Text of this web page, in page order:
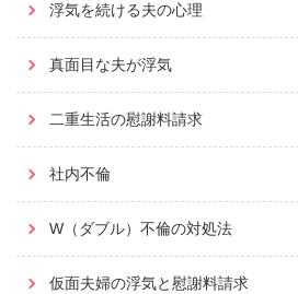
浮気を続ける夫の心理
真面目な夫が浮気
二重生活の慰謝料請求
社内不倫
W（ダブル）不倫の対処法
仮面夫婦の浮気と慰謝料請求